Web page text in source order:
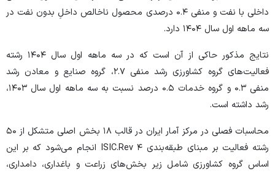
داخلی با نفت و منفی ۰.۴ درصدی محصول ناخالص داخلِ بدون نفت در
سه ماهه اول سال ۱۴۰۴ دارد.
نتایج مذکور حاکی از آن است که در سه ماهه اول سال ۱۴۰۴ رشته
فعالیت‌های گروه کشاورزی رشد منفی ۲.۷، گروه صنایع و معادن رشد
منفی ۰.۳ و گروه خدمات ۰.۵ درصد نسبت به سه ماهه اول سال ۱۴۰۳،
رشد داشته است.
محاسبات فصلی در مرکز آمار ایران در قالب ۱۸ بخش اصلی متشکل از ۵۰
رشته فعالیت بر مبنای طبقه‌بندی ISIC.Rev ۴ انجام می‌شود که بر این
اساس گروه کشاورزی شامل زیر بخش‌های زراعت و باغداری، دامداری،